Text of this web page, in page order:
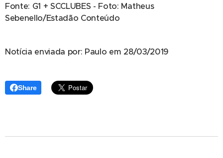
Fonte: G1 + SCCLUBES - Foto: Matheus
Sebenello/Estadão Conteúdo
Notícia enviada por: Paulo em 28/03/2019
Share